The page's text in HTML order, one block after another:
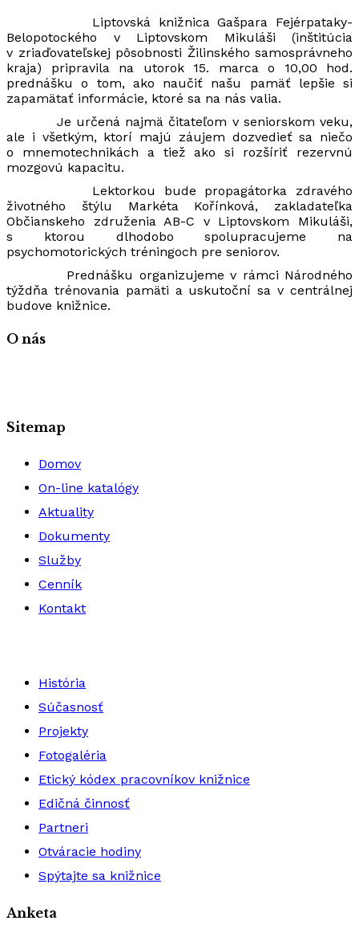
Liptovská knižnica Gašpara Fejérpataky-
Belopotockého v Liptovskom Mikuláši (inštitúcia
v zriaďovateľskej pôsobnosti Žilinského samosprávneho
kraja) pripravila na utorok 15. marca o 10,00 hod.
prednášku o tom, ako naučiť našu pamäť lepšie si
zapamätať informácie, ktoré sa na nás valia.
Je určená najmä čitateľom v seniorskom veku,
ale i všetkým, ktorí majú záujem dozvedieť sa niečo
o mnemotechnikách a tiež ako si rozšíriť rezervnú
mozgovú kapacitu.
Lektorkou bude propagátorka zdravého
životného štýlu Markéta Kořínková, zakladateľka
Občianskeho združenia AB-C v Liptovskom Mikuláši,
s ktorou dlhodobo spolupracujeme na
psychomotorických tréningoch pre seniorov.
Prednášku organizujeme v rámci Národného
týždňa trénovania pamäti a uskutoční sa v centrálnej
budove knižnice.
O nás
Sitemap
Domov
On-line katalógy
Aktuality
Dokumenty
Služby
Cenník
Kontakt
História
Súčasnosť
Projekty
Fotogaléria
Etický kódex pracovníkov knižnice
Edičná činnosť
Partneri
Otváracie hodiny
Spýtajte sa knižnice
Anketa